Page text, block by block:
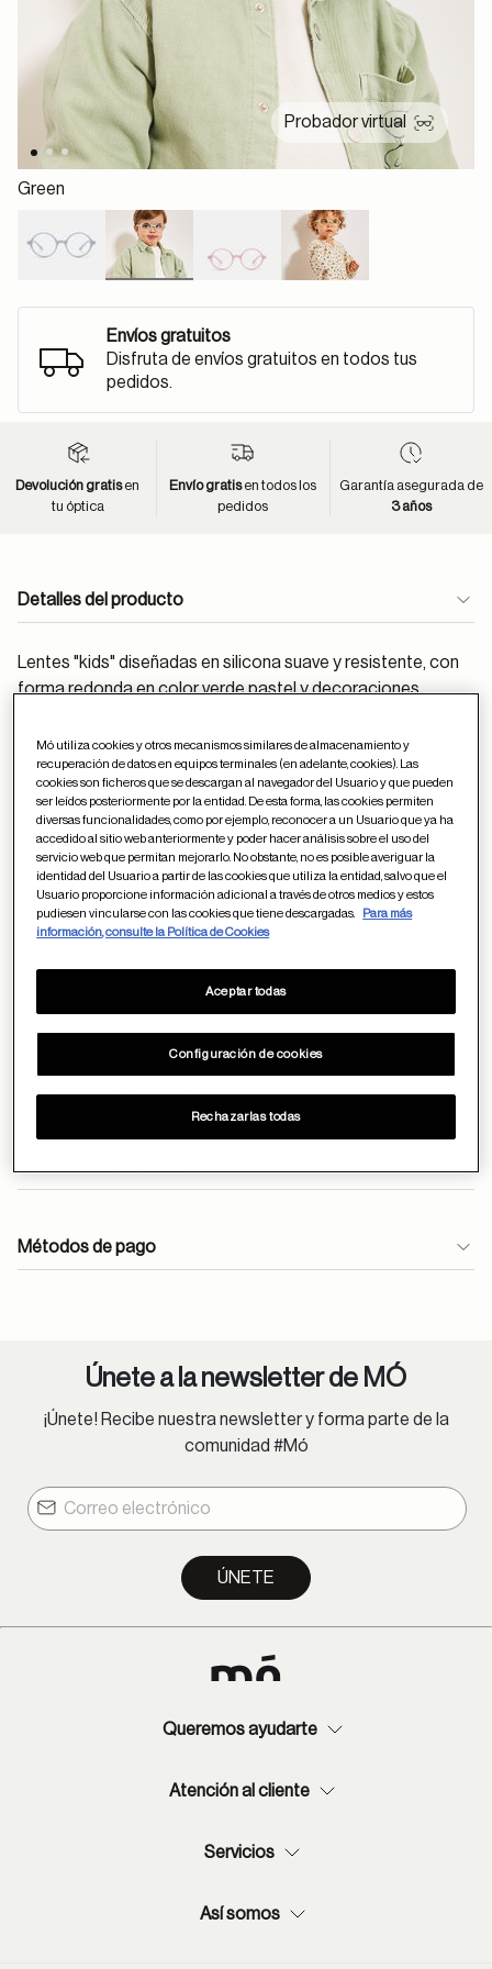
Probador virtual
Green
Envíos gratuitos
Disfruta de envíos gratuitos en todos tus
pedidos.
Devolución gratisen
tu óptica
Envío gratisen todos los
pedidos
Garantía asegurada de
3 años
Detalles del producto
Lentes "kids" diseñadas en silicona suave y resistente, con
forma redonda en color verde pastel y decoraciones
apertura, las dota de mucha resistencia y comodidad para
los más pequeños de la casa.
Material: Inyectado
Sigue estosconsejospara el cuidado de las gafas
Medidas (milímetros):
18 42
En óptica, las lentes monofocales antirreflejantes se
Lima Metropolitana: 1-4 días hábiles.
Provincia: 2-8 días hábiles.
Lima Metropolitana: 1-9 días hábiles.
Provincia: 2-13 días hábiles.
Métodos de pago
Únete a la newsletter de MÓ
¡Únete! Recibe nuestra newsletter y forma parte de la
comunidad #Mó
ÚNETE
Queremos ayudarte
Atención al cliente
Servicios
Así somos
Mó utiliza cookies y otros mecanismos similares de almacenamiento y
recuperación de datos en equipos terminales (en adelante, cookies). Las
cookies son ficheros que se descargan al navegador del Usuario y que pueden
ser leídos posteriormente por la entidad. De esta forma, las cookies permiten
diversas funcionalidades, como por ejemplo, reconocer a un Usuario que ya ha
accedido al sitio web anteriormente y poder hacer análisis sobre el uso del
servicio web que permitan mejorarlo. No obstante, no es posible averiguar la
identidad del Usuario a partir de las cookies que utiliza la entidad, salvo que el
Usuario proporcione información adicional a través de otros medios y estos
pudiesen vincularse con las cookies que tiene descargadas.
Para más
información, consulte la Política de Cookies
Configuración de cookies
Rechazarlas todas
Aceptar todas